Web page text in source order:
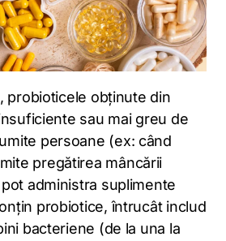
probioticele obținute din
sau mai greu de
persoane (ex: când
pregătirea mâncării
administra suplimente
probiotice, întrucât includ
bacteriene (de la una la